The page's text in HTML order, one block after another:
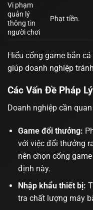
Vi phạm
quản lý
thông tin
người chơi
Phạt tiền.
Hiểu cổng game bắn cá
giúp doanh nghiệp
Các Vấn Đề Pháp
Doanh nghiệp cần
Game đổi thưởng:
với việc đổi thưởng
nên chọn cổng
định này.
Nhập khẩu thiết bị:
tra chất lượng máy